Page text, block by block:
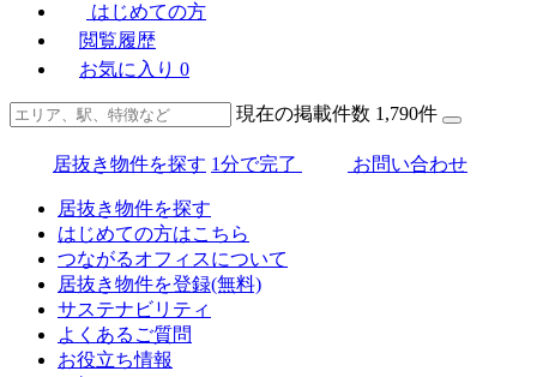
はじめての方
閲覧履歴
お気に入り 0
現在の掲載件数 1,790件
居抜き物件を探す 1分で完了 お問い合わせ
居抜き物件を探す
はじめての方はこちら
つながるオフィスについて
居抜き物件を登録(無料)
サステナビリティ
よくあるご質問
お役立ち情報